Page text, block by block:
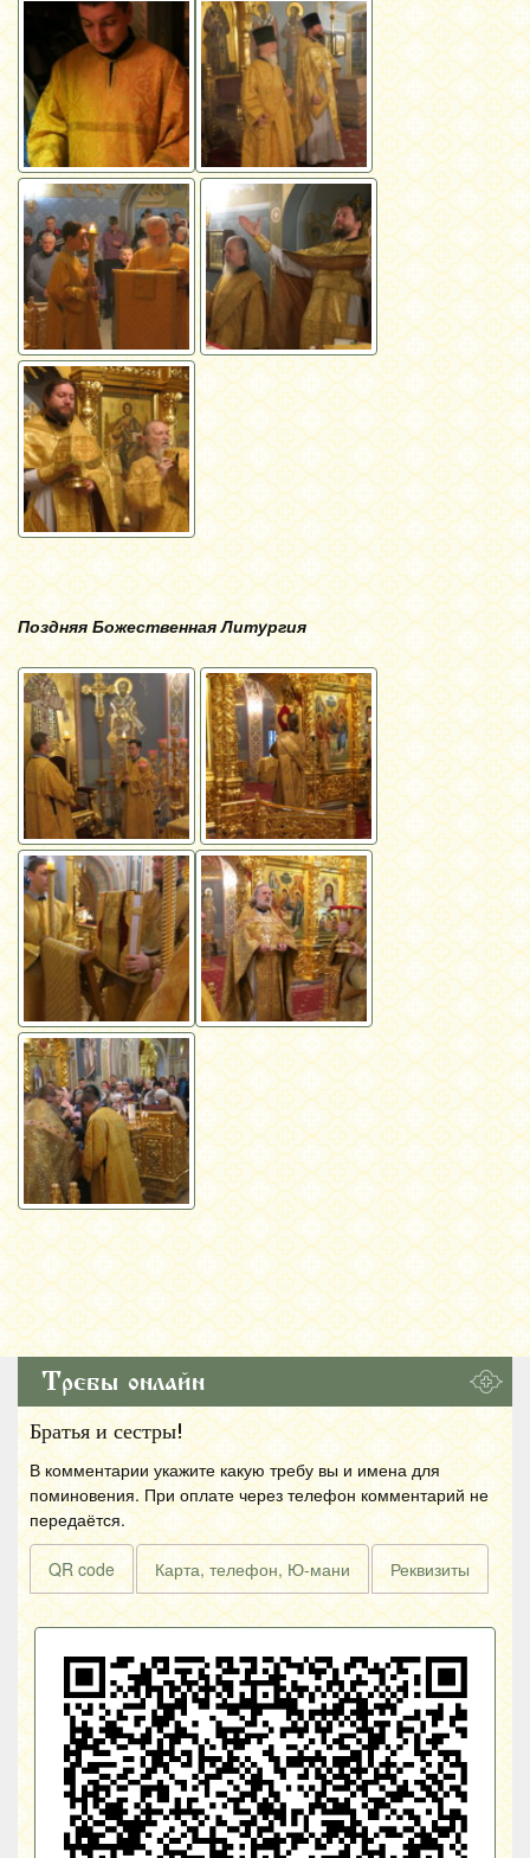
Поздняя Божественная Литургия
Требы онлайн
Братья и сестры!
В комментарии укажите какую требу вы и имена для
поминовения. При оплате через телефон комментарий не
передаётся.
QR code Карта, телефон, Ю-мани Реквизиты